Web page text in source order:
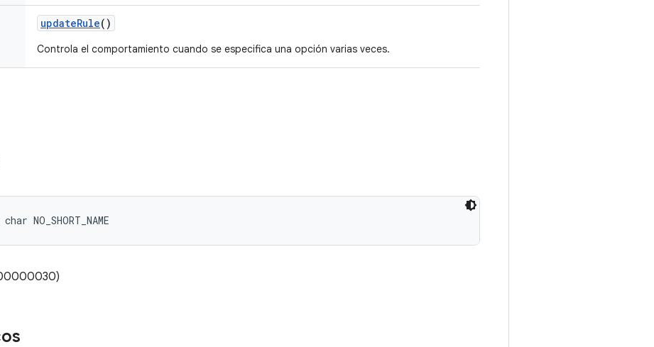
updateRule()
Controla el comportamiento cuando se especifica una opción varias veces.
NO_SHORT_NAME